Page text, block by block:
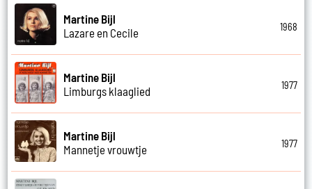
Martine Bijl
Lazare en Cecile
1968
Martine Bijl
Limburgs klaaglied
1977
Martine Bijl
Mannetje vrouwtje
1977